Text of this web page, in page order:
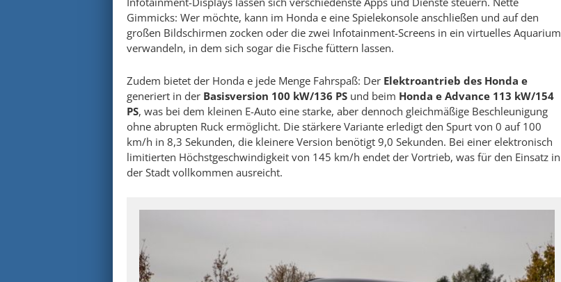
Gimmicks: Wer möchte, kann im Honda e eine Spielekonsole anschließen und auf den
großen Bildschirmen zocken oder die zwei Infotainment-Screens in ein virtuelles Aquarium
verwandeln, in dem sich sogar die Fische füttern lassen.
Zudem bietet der Honda e jede Menge Fahrspaß: Der Elektroantrieb des Honda e
generiert in der Basisversion 100 kW/136 PS und beim Honda e Advance 113 kW/154
PS, was bei dem kleinen E-Auto eine starke, aber dennoch gleichmäßige Beschleunigung
ohne abrupten Ruck ermöglicht. Die stärkere Variante erledigt den Spurt von 0 auf 100
km/h in 8,3 Sekunden, die kleinere Version benötigt 9,0 Sekunden. Bei einer elektronisch
limitierten Höchstgeschwindigkeit von 145 km/h endet der Vortrieb, was für den Einsatz in
der Stadt vollkommen ausreicht.